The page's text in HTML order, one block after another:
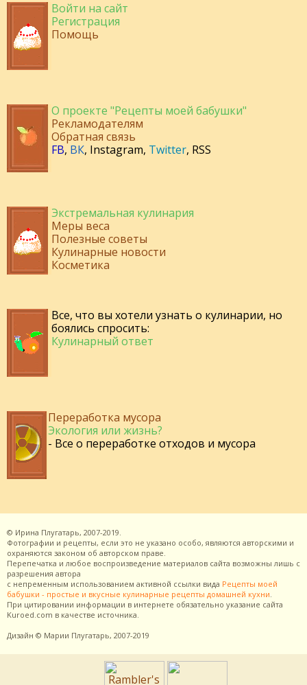
Войти на сайт
Регистрация
Помощь
О проекте "Рецепты моей бабушки"
Рекламодателям
Обратная связь
FB, ВК, Instagram, Twitter, RSS
Экстремальная кулинария
Меры веса
Полезные советы
Кулинарные новости
Косметика
Все, что вы хотели узнать о кулинарии, но
боялись спросить:
Кулинарный ответ
Переработка мусора
Экология или жизнь?
- Все о переработке отходов и мусора
© Ирина Плугатарь, 2007-2019.
Фотографии и рецепты, если это не указано особо, являются авторскими и
охраняются законом об авторском праве.
Перепечатка и любое воспроизведение материалов сайта возможны лишь с
разрешения автора
с непременным использованием активной ссылки вида Рецепты моей
бабушки - простые и вкусные кулинарные рецепты домашней кухни.
При цитировании информации в интернете обязательно указание сайта
Kuroed.com в качестве источника.
Дизайн © Марии Плугатарь, 2007-2019